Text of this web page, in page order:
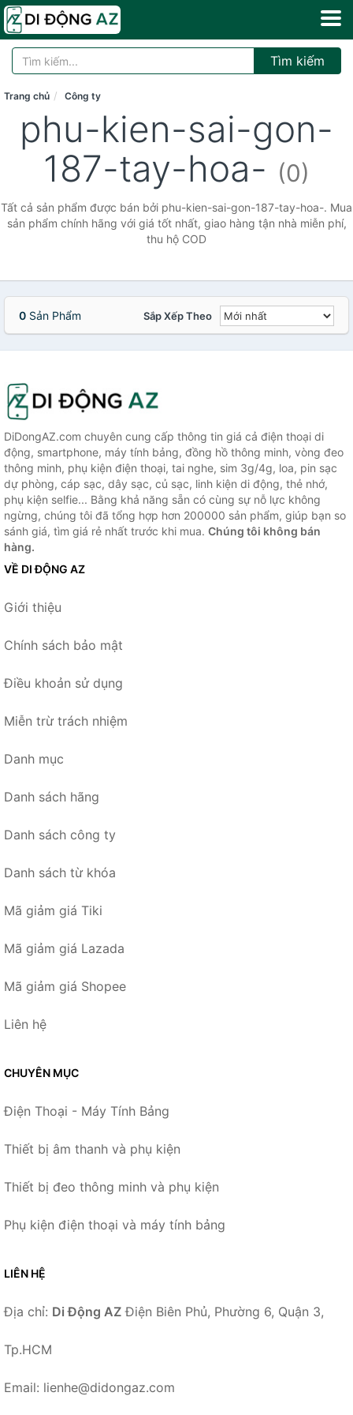
Tìm kiếm
Trang chủ Công ty
phu-kien-sai-gon-
187-tay-hoa- (0)
Tất cả sản phẩm được bán bởi phu-kien-sai-gon-187-tay-hoa-. Mua
sản phẩm chính hãng với giá tốt nhất, giao hàng tận nhà miễn phí,
thu hộ COD
0 Sản Phẩm Sắp Xếp Theo
DiDongAZ.com chuyên cung cấp thông tin giá cả điện thoại di
động, smartphone, máy tính bảng, đồng hồ thông minh, vòng đeo
thông minh, phụ kiện điện thoại, tai nghe, sim 3g/4g, loa, pin sạc
dự phòng, cáp sạc, dây sạc, củ sạc, linh kiện di động, thẻ nhớ,
phụ kiện selfie... Bằng khả năng sẵn có cùng sự nỗ lực không
ngừng, chúng tôi đã tổng hợp hơn 200000 sản phẩm, giúp bạn so
sánh giá, tìm giá rẻ nhất trước khi mua. Chúng tôi không bán
hàng.
VỀ DI ĐỘNG AZ
Giới thiệu
Chính sách bảo mật
Điều khoản sử dụng
Miễn trừ trách nhiệm
Danh mục
Danh sách hãng
Danh sách công ty
Danh sách từ khóa
Mã giảm giá Tiki
Mã giảm giá Lazada
Mã giảm giá Shopee
Liên hệ
CHUYÊN MỤC
Điện Thoại - Máy Tính Bảng
Thiết bị âm thanh và phụ kiện
Thiết bị đeo thông minh và phụ kiện
Phụ kiện điện thoại và máy tính bảng
LIÊN HỆ
Địa chỉ: Di Động AZ Điện Biên Phủ, Phường 6, Quận 3,
Tp.HCM
Email: lienhe@didongaz.com